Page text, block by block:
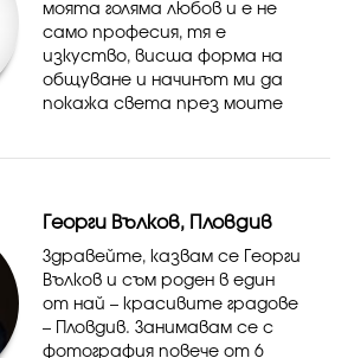
моята голяма любов и е не
само професия, тя е
изкуство, висша форма на
общуване и начинът ми да
покажа света през моите
и натрупания опит ми
помагат ...
Георги Вълков, Пловдив
Здравейте, казвам се Георги
Вълков и съм роден в един
от най – красивите градове
– Пловдив. Занимавам се с
фотография повече от 6